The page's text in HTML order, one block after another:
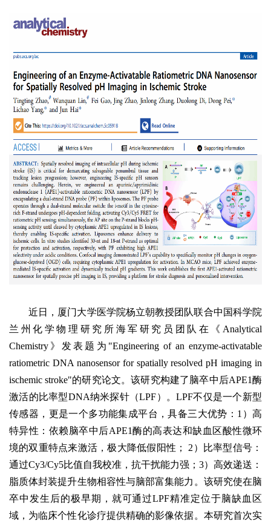
近日，厦门大学医学院杨立朝教授团队联合中国科学院
兰州化学物理研究所海军研究员团队在《Analytical
Chemistry》发表题为"Engineering of an enzyme-activatable
ratiometric DNA nanosensor for spatially resolved pH imaging in
ischemic stroke"的研究论文。该研究构建了脑卒中后APE1酶
激活的比率型DNA纳米探针（LPF）。LPF不仅是一个新型
传感器，更是一个多功能集成平台，具备三大优势：1）高
特异性：依赖脑卒中后APE1酶的高表达和缺血区酸性微环
境的双重特点来激活，极大降低假阳性； 2）比率型信号：
通过Cy3/Cy5比值自我校准，抗干扰能力强；3）高效递送：
脂质体封装提升生物相容性与脑部富集能力。该研究使在脑
卒中发生后的极早期，就可通过LPF精准定位于脑缺血区
域，为临床个性化诊疗提供精确的影像依据。本研究首次实